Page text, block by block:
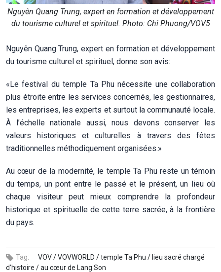
Nguyên Quang Trung, expert en formation et développement
du tourisme culturel et spirituel. Photo: Chi Phuong/VOV5
Nguyên Quang Trung, expert en formation et développement
du tourisme culturel et spirituel, donne son avis:
«Le festival du temple Ta Phu nécessite une collaboration
plus étroite entre les services concernés, les gestionnaires,
les entreprises, les experts et surtout la communauté locale.
À l’échelle nationale aussi, nous devons conserver les
valeurs historiques et culturelles à travers des fêtes
traditionnelles méthodiquement organisées.»
Au cœur de la modernité, le temple Ta Phu reste un témoin
du temps, un pont entre le passé et le présent, un lieu où
chaque visiteur peut mieux comprendre la profondeur
historique et spirituelle de cette terre sacrée, à la frontière
du pays.
Tag: VOV /VOVWORLD /temple Ta Phu / lieu sacré chargé
d’histoire /au cœur de Lang Son